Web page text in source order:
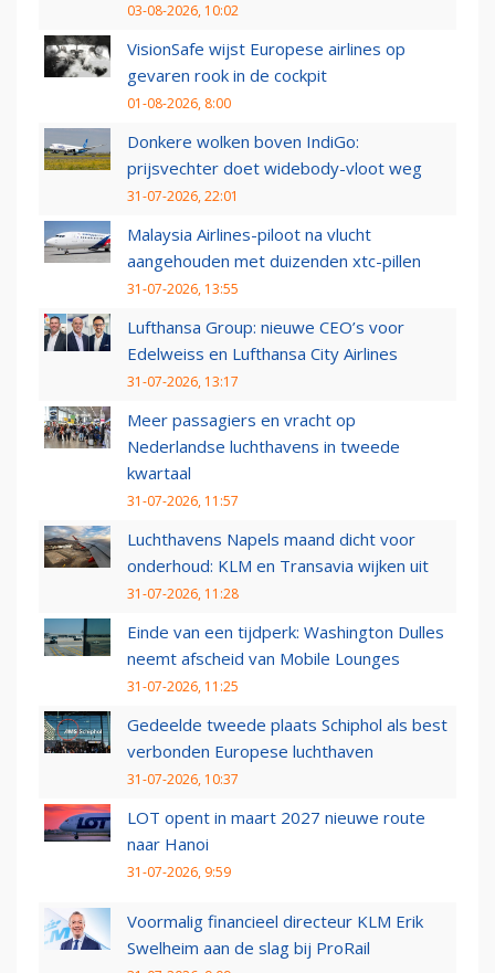
03-08-2026, 10:02
VisionSafe wijst Europese airlines op
gevaren rook in de cockpit
01-08-2026, 8:00
Donkere wolken boven IndiGo:
prijsvechter doet widebody-vloot weg
31-07-2026, 22:01
Malaysia Airlines-piloot na vlucht
aangehouden met duizenden xtc-pillen
31-07-2026, 13:55
Lufthansa Group: nieuwe CEO’s voor
Edelweiss en Lufthansa City Airlines
31-07-2026, 13:17
Meer passagiers en vracht op
Nederlandse luchthavens in tweede
kwartaal
31-07-2026, 11:57
Luchthavens Napels maand dicht voor
onderhoud: KLM en Transavia wijken uit
31-07-2026, 11:28
Einde van een tijdperk: Washington Dulles
neemt afscheid van Mobile Lounges
31-07-2026, 11:25
Gedeelde tweede plaats Schiphol als best
verbonden Europese luchthaven
31-07-2026, 10:37
LOT opent in maart 2027 nieuwe route
naar Hanoi
31-07-2026, 9:59
Voormalig financieel directeur KLM Erik
Swelheim aan de slag bij ProRail